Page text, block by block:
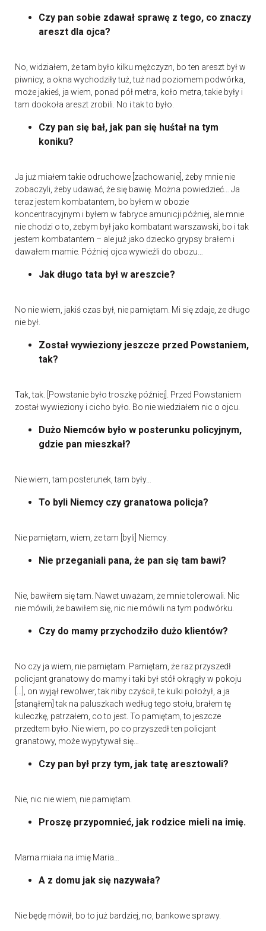
Czy pan sobie zdawał sprawę z tego, co znaczy
areszt dla ojca?
No, widziałem, że tam było kilku mężczyzn, bo ten areszt był w
piwnicy, a okna wychodziły tuż, tuż nad poziomem podwórka,
może jakieś, ja wiem, ponad pół metra, koło metra, takie były i
tam dookoła areszt zrobili. No i tak to było.
Czy pan się bał, jak pan się huśtał na tym
koniku?
Ja już miałem takie odruchowe [zachowanie], żeby mnie nie
zobaczyli, żeby udawać, że się bawię. Można powiedzieć… Ja
teraz jestem kombatantem, bo byłem w obozie
koncentracyjnym i byłem w fabryce amunicji później, ale mnie
nie chodzi o to, żebym był jako kombatant warszawski, bo i tak
jestem kombatantem – ale już jako dziecko grypsy brałem i
dawałem mamie. Później ojca wywieźli do obozu…
Jak długo tata był w areszcie?
No nie wiem, jakiś czas był, nie pamiętam. Mi się zdaje, że długo
nie był.
Został wywieziony jeszcze przed Powstaniem,
tak?
Tak, tak. [Powstanie było troszkę później]. Przed Powstaniem
został wywieziony i cicho było. Bo nie wiedziałem nic o ojcu.
Dużo Niemców było w posterunku policyjnym,
gdzie pan mieszkał?
Nie wiem, tam posterunek, tam były…
To byli Niemcy czy granatowa policja?
Nie pamiętam, wiem, że tam [byli] Niemcy.
Nie przeganiali pana, że pan się tam bawi?
Nie, bawiłem się tam. Nawet uważam, że mnie tolerowali. Nic
nie mówili, że bawiłem się, nic nie mówili na tym podwórku.
Czy do mamy przychodziło dużo klientów?
No czy ja wiem, nie pamiętam. Pamiętam, że raz przyszedł
policjant granatowy do mamy i taki był stół okrągły w pokoju
[…], on wyjął rewolwer, tak niby czyścił, te kulki położył, a ja
[stanąłem] tak na paluszkach według tego stołu, brałem tę
kuleczkę, patrzałem, co to jest. To pamiętam, to jeszcze
przedtem było. Nie wiem, po co przyszedł ten policjant
granatowy, może wypytywał się…
Czy pan był przy tym, jak tatę aresztowali?
Nie, nic nie wiem, nie pamiętam.
Proszę przypomnieć, jak rodzice mieli na imię.
Mama miała na imię Maria…
A z domu jak się nazywała?
Nie będę mówił, bo to już bardziej, no, bankowe sprawy.